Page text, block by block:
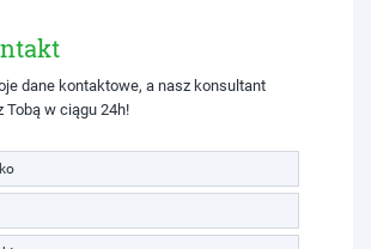
dane kontaktowe, a nasz konsultant
w ciągu 24h!